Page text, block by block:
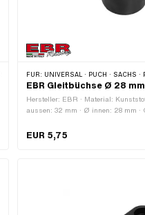
FÜR: UNIVERSAL · PUCH · SACHS · PIAGGIO ·
EBR Gleitbüchse Ø 28
Hersteller: EBR · Material:
aussen: 32 mm · Ø innen: 28 mm
EUR 5,75